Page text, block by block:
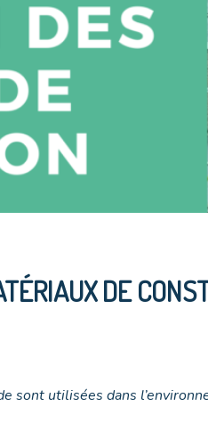
DE
sont utilisées dans